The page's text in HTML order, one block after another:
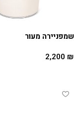
שמפניירה מעור
2,200 ₪